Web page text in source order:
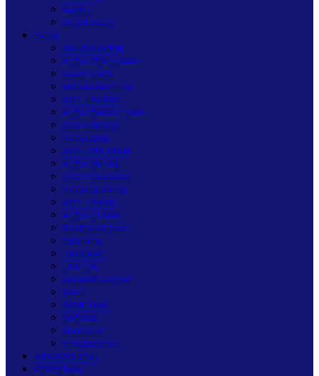
Wisata
OLAHRAGA
ACEH
BANDA ACEH
ACEH TENGGARA
GAYO LUES
SUBULUSSALAM
ACEH BARAT
ACEH BARAT DAYA
ACEH BESAR
ACEH JAYA
ACEH SELATAN
ACEH SINGKIL
ACEH TAMIANG
ACEH TENGAH
ACEH TIMUR
ACEH UTARA
BENER MERIAH
BIREUEN
LANGKAT
LANGSA
LHOKSEUMAWE
PIDIE
PIDIE JAYA
SABANG
SIMEULUE
NAGAN RAYA
MEGAPOLITAN
PERISTIWA